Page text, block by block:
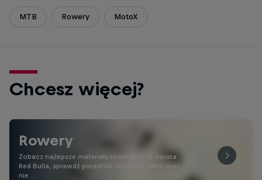
MTB Rowery MotoX
Chcesz więcej?
Rowery
Zobacz najlepsze materiały rowerowe ze świata
Red Bulla, sprawdź poradniki, wywiady, filmy oraz
nie …